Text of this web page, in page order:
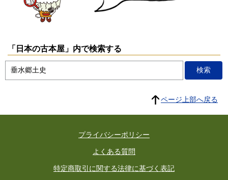
「日本の古本屋」内で検索する
ページ上部へ戻る
プライバシーポリシー
よくある質問
特定商取引に関する法律に基づく表記